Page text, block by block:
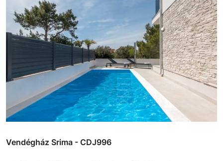
Vendégház Srima - CDJ996